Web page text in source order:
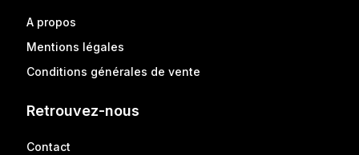
A propos
Mentions légales
Conditions générales de vente
Retrouvez-nous
Contact